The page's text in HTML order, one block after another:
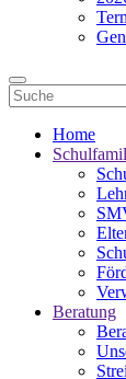
Home
Beratung